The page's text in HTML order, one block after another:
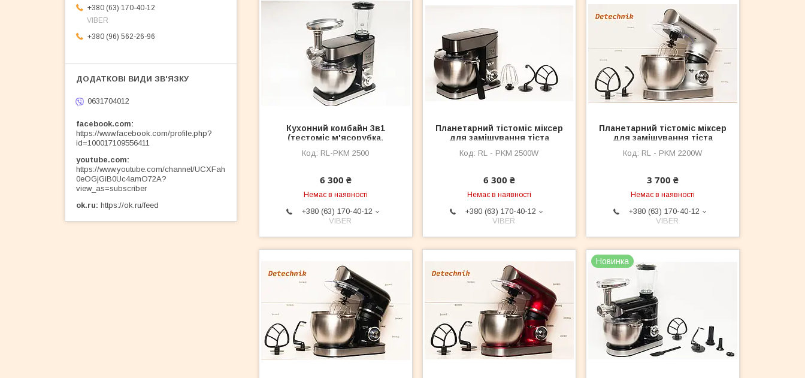
Кухонний комбайн 3в1
(тестоміс м'ясорубка,
2500 Вт
RL-PKM 2500
6 300 ₴
Немає в наявності
+380 (63) 170-40-12
VIBER
Планетарний тістоміс міксер
для замішування тіста
ВТ
RL - PKM 2500W
6 300 ₴
Немає в наявності
+380 (63) 170-40-12
VIBER
Планетарний тістоміс міксер
для замішування тіста
ВТ
RL - PKM 2200W
3 700 ₴
Немає в наявності
+380 (63) 170-40-12
VIBER
Новинка
+380 (63) 170-40-12
VIBER
+380 (96) 562-26-96
0631704012
facebook.com
https://www.facebook.com/profile.php?
id=100017109556411
youtube.com
https://www.youtube.com/channel/UCXFah
0eOGjGiB0Uc4amO72A?
view_as=subscriber
ok.ru https://ok.ru/feed